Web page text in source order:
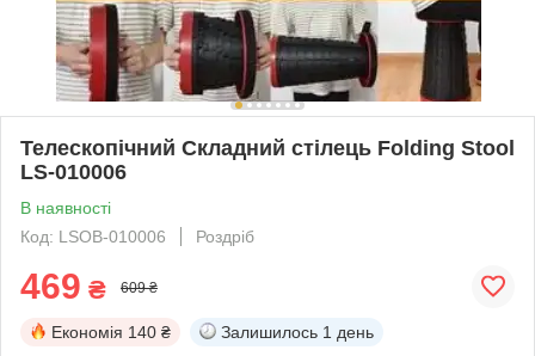
Телескопічний Складний стілець Folding Stool
LS-010006
В наявності
Код: LSOB-010006
Роздріб
469 ₴ 609 ₴
Економія 140 ₴ Залишилось 1 день